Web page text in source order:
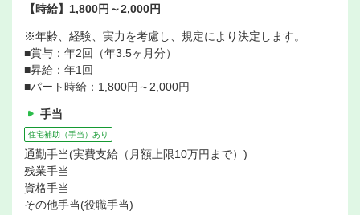
【時給】1,800円～2,000円
※年齢、経験、実力を考慮し、規定により決定します。
■賞与：年2回（年3.5ヶ月分）
■昇給：年1回
■パート時給：1,800円～2,000円
手当
住宅補助（手当）あり
通勤手当(実費支給（月額上限10万円まで）)
残業手当
資格手当
その他手当(役職手当)